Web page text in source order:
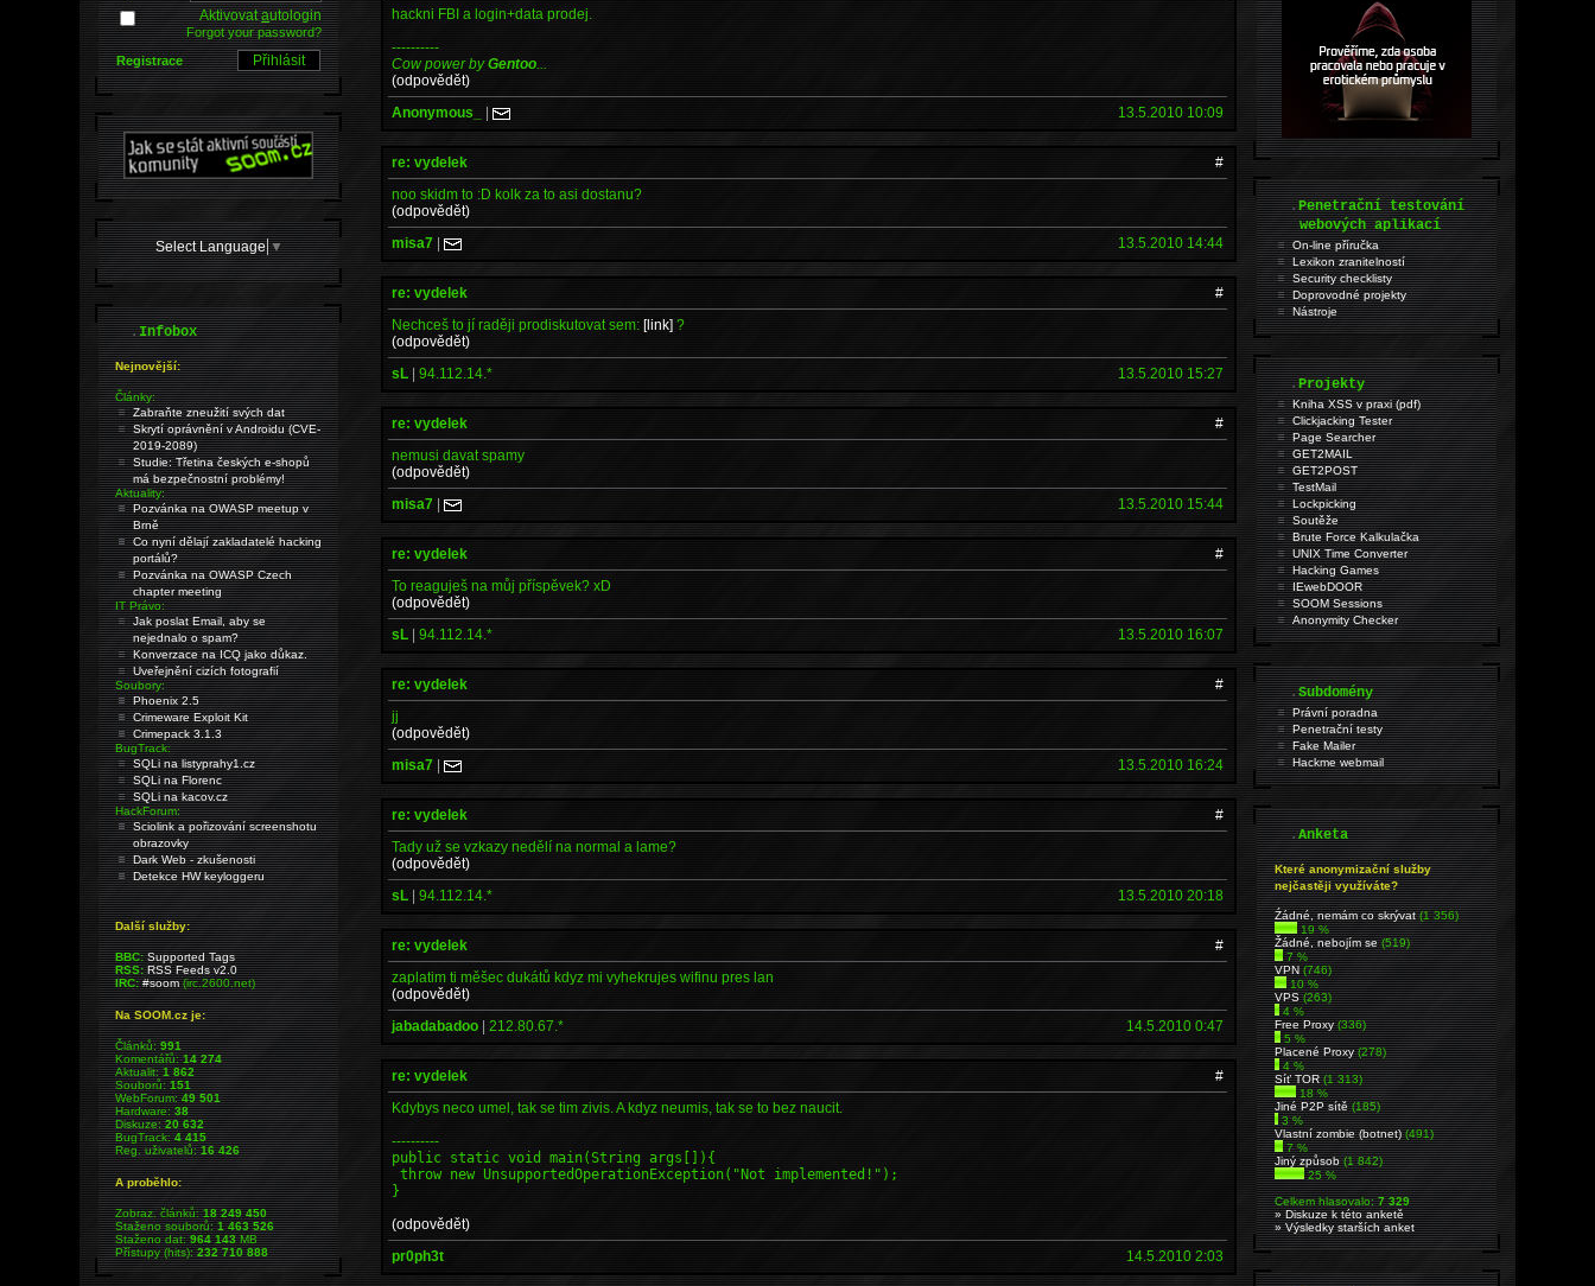
hackni FBI a login+data prodej.
----------
Cow power byGentoo
(odpovědět)
Anonymous_
| 13.5.2010 10:09
re: vydelek
#
noo skidm to :D kolk za to asi dostanu?
(odpovědět)
misa7 | 13.5.2010 14:44
re: vydelek
#
Nechceš to jí raději prodiskutovat sem:[link] ?
(odpovědět)
sL |94.112.14.* 13.5.2010 15:27
re: vydelek
#
nemusi davat spamy
(odpovědět)
misa7 | 13.5.2010 15:44
re: vydelek
#
To reaguješ na můj příspěvek? xD
(odpovědět)
sL |94.112.14.* 13.5.2010 16:07
re: vydelek
#
jj
(odpovědět)
misa7 | 13.5.2010 16:24
re: vydelek
#
Tady už se vzkazy nedělí na normal a lame?
(odpovědět)
sL |94.112.14.* 13.5.2010 20:18
re: vydelek
#
zaplatim ti měšec dukátů kdyz mi vyhekrujes wifinu pres lan
(odpovědět)
jabadabadoo |212.80.67.* 14.5.2010 0:47
re: vydelek
#
Kdybys neco umel, tak se tim zivis. A kdyz neumis, tak se to bez naucit.
----------
public static void main(String args[]){
throw new UnsupportedOperationException("Not implemented!");
}
(odpovědět)
pr0ph3t
14.5.2010 2:03
Aktivovatautologin
Forgot your password?
Registrace
Select Language ▼
.Infobox
Nejnovější:
Články:
Zabraňte zneužití svých dat
Skrytí oprávnění v Androidu (CVE-
2019-2089)
Studie: Třetina českých e-shopů
má bezpečnostní problémy!
Aktuality:
Pozvánka na OWASP meetup v
Brně
Co nyní dělají zakladatelé hacking
portálů?
Pozvánka na OWASP Czech
chapter meeting
IT Právo:
Jak poslat Email, aby se
nejednalo o spam?
Konverzace na ICQ jako důkaz.
Uveřejnění cizích fotografií
Soubory:
Phoenix 2.5
Crimeware Exploit Kit
Crimepack 3.1.3
BugTrack:
SQLi na listyprahy1.cz
SQLi na Florenc
SQLi na kacov.cz
HackForum:
Sciolink a pořizování screenshotu
obrazovky
Dark Web - zkušenosti
Detekce HW keyloggeru
Další služby:
BBC: Supported Tags
RSS: RSS Feeds v2.0
IRC: #soom(irc.2600.net)
Na SOOM.cz je:
Článků:991
Komentářů:14 274
Aktualit:1 862
Souborů:151
WebForum:49 501
Hardware:38
Diskuze:20 632
BugTrack:4 415
Reg. uživatelů:16 426
A proběhlo:
Zobraz. článků:18 249 450
Staženo souborů:1 463 526
Staženo dat:964 143MB
Přístupy (hits):232 710 888
.Penetrační testování
webových aplikací
On-line příručka
Lexikon zranitelností
Security checklisty
Doprovodné projekty
Nástroje
.Projekty
Kniha XSS v praxi (pdf)
Clickjacking Tester
Page Searcher
GET2MAIL
GET2POST
TestMail
Lockpicking
Soutěže
Brute Force Kalkulačka
UNIX Time Converter
Hacking Games
IEwebDOOR
SOOM Sessions
Anonymity Checker
.Subdomény
Právní poradna
Penetrační testy
Fake Mailer
Hackme webmail
.Anketa
Které anonymizační služby
nejčastěji využíváte?
Źádné, nemám co skrývat(1 356)
19 %
Žádné, nebojím se(519)
7 %
VPN(746)
10 %
VPS(263)
4 %
Free Proxy(336)
5 %
Placené Proxy(278)
4 %
Síť TOR(1 313)
18 %
Jiné P2P sítě(185)
3 %
Vlastní zombie (botnet)(491)
7 %
Jiný způsob(1 842)
25 %
Celkem hlasovalo:7 329
» Diskuze k této anketě
» Výsledky starších anket